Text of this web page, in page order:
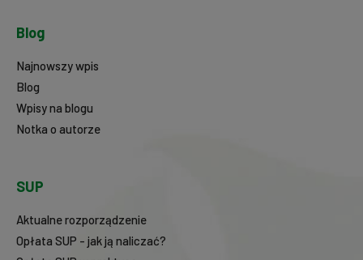
Blog
Najnowszy wpis
Blog
Wpisy na blogu
Notka o autorze
SUP
Aktualne rozporządzenie
Opłata SUP - jak ją naliczać?